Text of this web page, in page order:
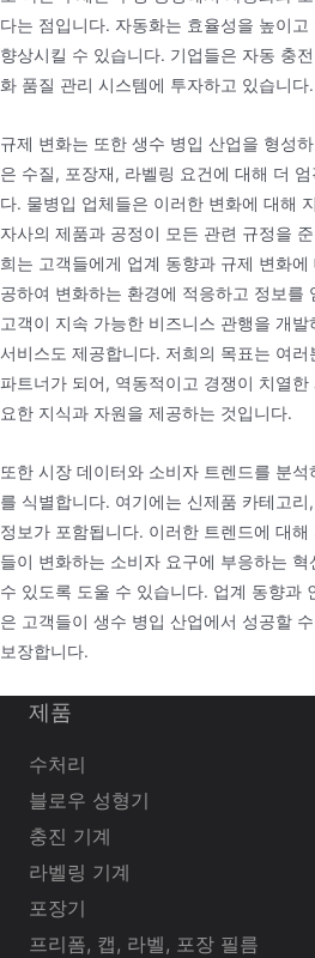
다는 점입니다. 자동화는 효율성을 높이
향상시킬 수 있습니다. 기업들은 자동 충
화 품질 관리 시스템에 투자하고 있습니다.
규제 변화는 또한 생수 병입 산업을 형성
은 수질, 포장재, 라벨링 요건에 대해 더
다. 물병입 업체들은 이러한 변화에 대해
자사의 제품과 공정이 모든 관련 규정을
희는 고객들에게 업계 동향과 규제 변화
공하여 변화하는 환경에 적응하고 정보를
고객이 지속 가능한 비즈니스 관행을 개
서비스도 제공합니다. 저희의 목표는 여
파트너가 되어, 역동적이고 경쟁이 치열
요한 지식과 자원을 제공하는 것입니다.
또한 시장 데이터와 소비자 트렌드를 분
를 식별합니다. 여기에는 신제품 카테고
정보가 포함됩니다. 이러한 트렌드에 대
들이 변화하는 소비자 요구에 부응하는
수 있도록 도울 수 있습니다. 업계 동향과
은 고객들이 생수 병입 산업에서 성공할
보장합니다.
제품
수처리
블로우 성형기
충진 기계
라벨링 기계
포장기
프리폼, 캡, 라벨, 포장 필름